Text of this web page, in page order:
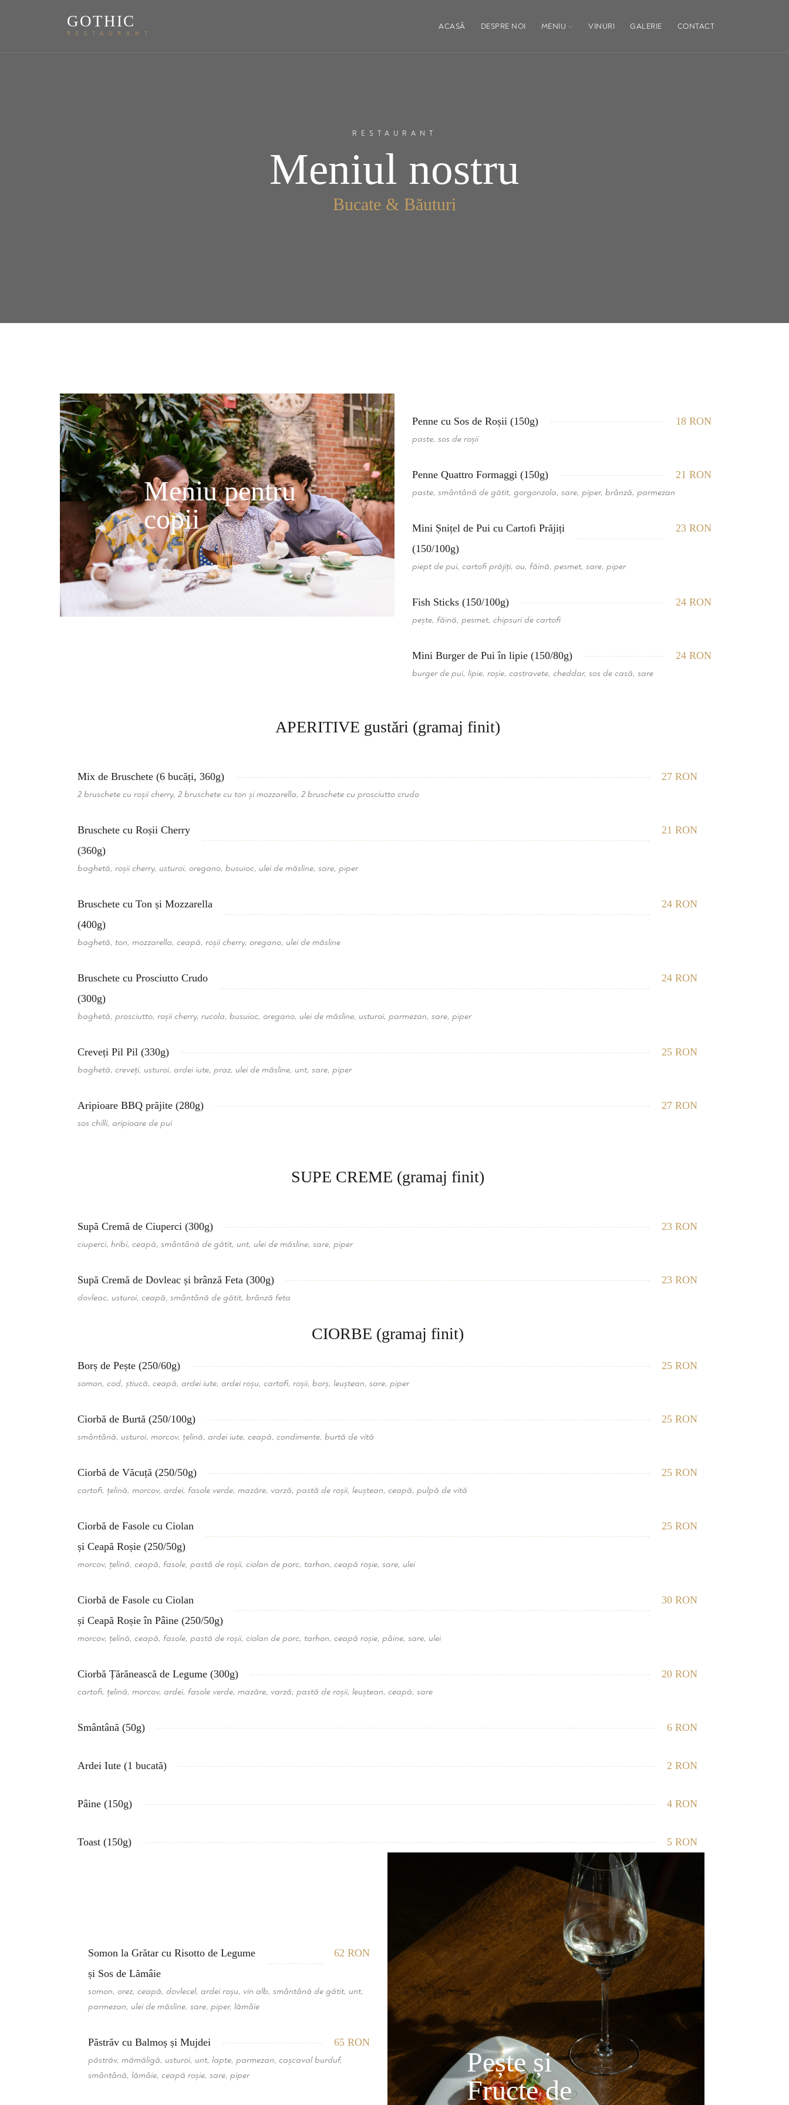
GOTHIC
RESTAURANT
ACASĂ DESPRE NOI MENIU VINURI GALERIE CONTACT
RESTAURANT
Meniul nostru
Bucate & Băuturi
Meniu pentru
copii
Penne cu Sos de Roșii (150g) 18 RON
paste, sos de roșii
Penne Quattro Formaggi (150g) 21 RON
paste, smântână de gătit, gorgonzola, sare, piper, brânză, parmezan
Mini Șnițel de Pui cu Cartofi Prăjiți
(150/100g)
23 RON
piept de pui, cartofi prăjiți, ou, făină, pesmet, sare, piper
Fish Sticks (150/100g) 24 RON
pește, făină, pesmet, chipsuri de cartofi
Mini Burger de Pui în lipie (150/80g) 24 RON
burger de pui, lipie, roșie, castravete, cheddar, sos de casă, sare
APERITIVE gustări (gramaj finit)
Mix de Bruschete (6 bucăți, 360g) 27 RON
2 bruschete cu roșii cherry, 2 bruschete cu ton și mozzarella, 2 bruschete cu prosciutto crudo
Bruschete cu Roșii Cherry
(360g)
21 RON
baghetă, roșii cherry, usturoi, oregano, busuioc, ulei de măsline, sare, piper
Bruschete cu Ton și Mozzarella
(400g)
24 RON
baghetă, ton, mozzarella, ceapă, roșii cherry, oregano, ulei de măsline
Bruschete cu Prosciutto Crudo
(300g)
24 RON
baghetă, prosciutto, roșii cherry, rucola, busuioc, oregano, ulei de măsline, usturoi, parmezan, sare, piper
Creveți Pil Pil (330g) 25 RON
baghetă, creveți, usturoi, ardei iute, praz, ulei de măsline, unt, sare, piper
Aripioare BBQ prăjite (280g) 27 RON
sos chilli, aripioare de pui
SUPE CREME (gramaj finit)
Supă Cremă de Ciuperci (300g) 23 RON
ciuperci, hribi, ceapă, smântână de gătit, unt, ulei de măsline, sare, piper
Supă Cremă de Dovleac și brânză Feta (300g) 23 RON
dovleac, usturoi, ceapă, smântână de gătit, brânză feta
CIORBE (gramaj finit)
Borș de Pește (250/60g) 25 RON
somon, cod, știucă, ceapă, ardei iute, ardei roșu, cartofi, roșii, borș, leuștean, sare, piper
Ciorbă de Burtă (250/100g) 25 RON
smântână, usturoi, morcov, țelină, ardei iute, ceapă, condimente, burtă de vită
Ciorbă de Văcuță (250/50g) 25 RON
cartofi, țelină, morcov, ardei, fasole verde, mazăre, varză, pastă de roșii, leuștean, ceapă, pulpă de vită
Ciorbă de Fasole cu Ciolan
și Ceapă Roșie (250/50g)
25 RON
morcov, țelină, ceapă, fasole, pastă de roșii, ciolan de porc, tarhon, ceapă roșie, sare, ulei
Ciorbă de Fasole cu Ciolan
și Ceapă Roșie în Pâine (250/50g)
30 RON
morcov, țelină, ceapă, fasole, pastă de roșii, ciolan de porc, tarhon, ceapă roșie, pâine, sare, ulei
Ciorbă Țărănească de Legume (300g) 20 RON
cartofi, țelină, morcov, ardei, fasole verde, mazăre, varză, pastă de roșii, leuștean, ceapă, sare
Smântână (50g) 6 RON
Ardei Iute (1 bucată) 2 RON
Pâine (150g) 4 RON
Toast (150g) 5 RON
Somon la Grătar cu Risotto de Legume
și Sos de Lămâie
62 RON
somon, orez, ceapă, dovlecel, ardei roșu, vin alb, smântână de gătit, unt,
parmezan, ulei de măsline, sare, piper, lămâie
Păstrăv cu Balmoș și Mujdei 65 RON
păstrăv, mămăligă, usturoi, unt, lapte, parmezan, cașcaval burduf,
smântână, lămâie, ceapă roșie, sare, piper
Pește și
Fructe de